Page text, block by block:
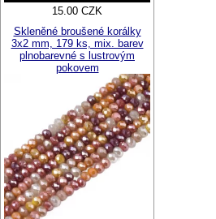
15.00 CZK
Skleněné broušené korálky
3x2 mm, 179 ks, mix. barev
plnobarevné s lustrovým
pokovem